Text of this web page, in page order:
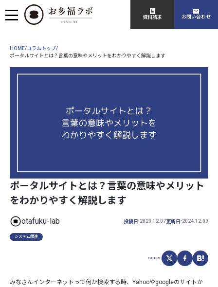
資料請求 お問い合わせ
HOME/コラムトップ/
ポータルサイトとは？言葉の意味やメリットをわかりやすく解説します
ポータルサイトとは？言葉の意味やメリット
をわかりやすく解説します
otafuku-lab 投稿日:2020.12.07更新日:2024.12.09
システム関連
SHERE
みなさんインターネットっで何か検索する時、Yahooやgoogleのサイトか